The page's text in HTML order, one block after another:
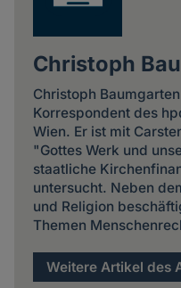
Christoph
Christoph
Korrespondent des
Wien. Er ist mit
"Gottes Werk und
staatliche
untersucht. Neben
und Religion
Themen
Weitere Artikel des